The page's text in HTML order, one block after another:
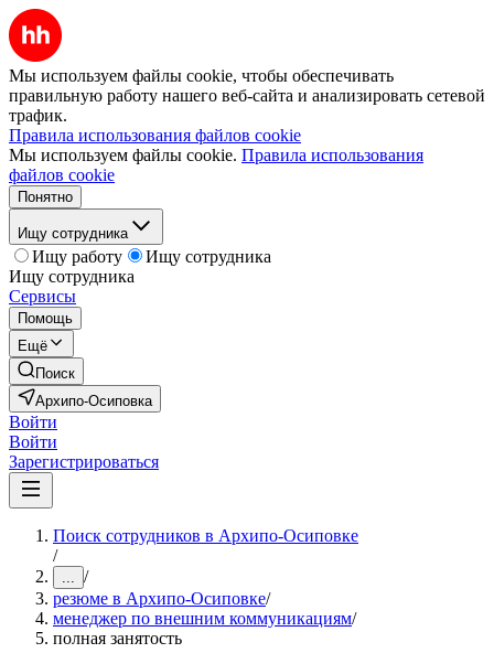
Мы используем файлы cookie, чтобы обеспечивать
правильную работу нашего веб-сайта и анализировать сетевой
трафик.
Правила использования файлов cookie
Мы используем файлы cookie. Правила использования
файлов cookie
Понятно
Ищу сотрудника
Ищу работу
Ищу сотрудника
Ищу сотрудника
Сервисы
Помощь
Ещё
Поиск
Архипо-Осиповка
Войти
Войти
Зарегистрироваться
Поиск сотрудников в Архипо-Осиповке
/
... /
резюме в Архипо-Осиповке/
менеджер по внешним коммуникациям/
полная занятость